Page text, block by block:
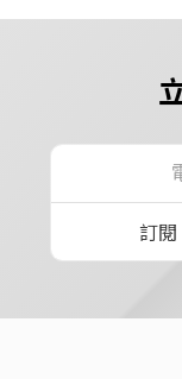
訂閱